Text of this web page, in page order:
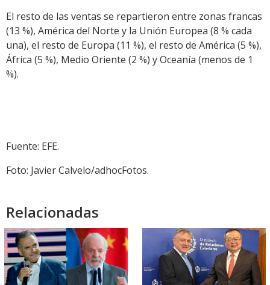
El resto de las ventas se repartieron entre zonas francas
(13 %), América del Norte y la Unión Europea (8 % cada
una), el resto de Europa (11 %), el resto de América (5 %),
África (5 %), Medio Oriente (2 %) y Oceanía (menos de 1
%).
Fuente: EFE.
Foto: Javier Calvelo/adhocFotos.
Relacionadas